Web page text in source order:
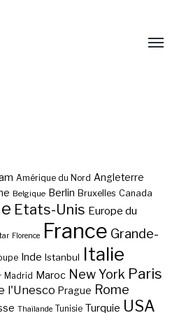
Amérique du Nord Angleterre
Belgique Berlin Bruxelles Canada
Etats-Unis Europe du
Florence France Grande-
Inde Istanbul Italie
Madrid Maroc New York Paris
l'Unesco Prague Rome
Thaïlande Tunisie Turquie USA